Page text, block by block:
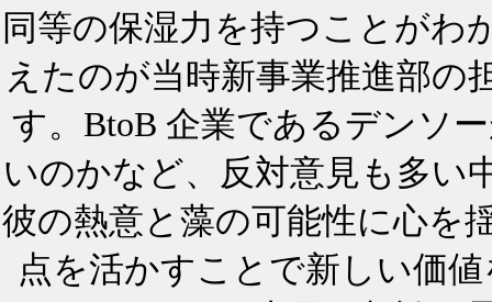
同等の保湿力を持つことがわ
えたのが当時新事業推進部の
す。BtoB 企業であるデンソ
いのかなど、反対意見も多い
彼の熱意と藻の可能性に心を
点を活かすことで新しい価